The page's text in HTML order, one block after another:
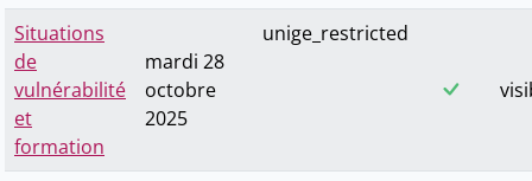
Situations
de
vulnérabilité
et
formation
mardi 28
octobre
2025
unige_restricted